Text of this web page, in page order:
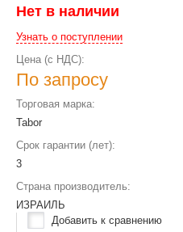
Нет в наличии
Узнать о поступлении
Цена (с НДС):
По запросу
Торговая марка:
Tabor
Срок гарантии (лет):
3
Страна производитель:
ИЗРАИЛЬ
Добавить к сравнению